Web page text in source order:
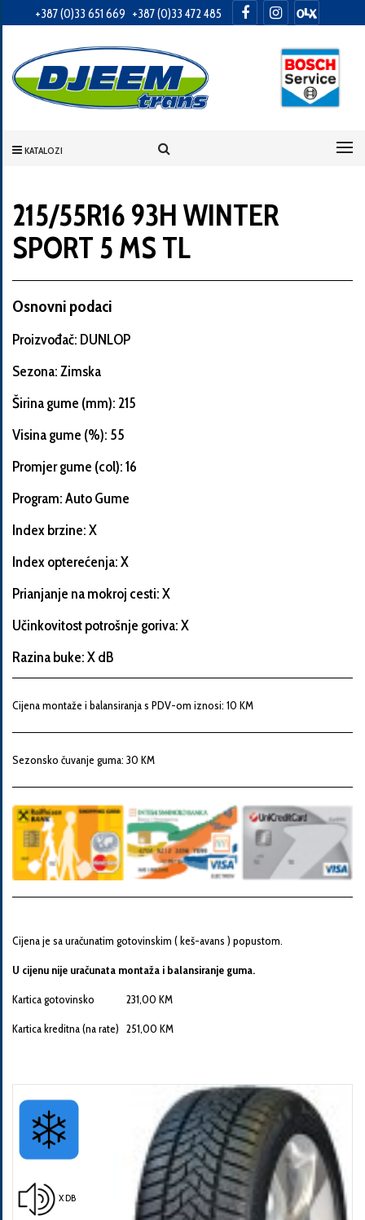
+387 (0)33 651 669 +387 (0)33 472 485
KATALOZI
Informacije
o
Vaša
Broj
Informacije
o
automobila
Snaga
motora
Godina
proizvodnje
Vaša
Pošalji
215/55R16 93H WINTER
SPORT 5 MS TL
Osnovni podaci
Proizvođač: DUNLOP
Sezona: Zimska
Širina gume (mm): 215
Visina gume (%): 55
Promjer gume (col): 16
Program: Auto Gume
Index brzine: X
Index opterećenja: X
Prianjanje na mokroj cesti: X
Učinkovitost potrošnje goriva: X
Razina buke: X dB
Cijena montaže i balansiranja s PDV-om iznosi: 10 KM
Sezonsko čuvanje guma: 30 KM
Cijena je sa uračunatim gotovinskim ( keš-avans ) popustom.
U cijenu nije uračunata montaža i balansiranje guma.
Kartica gotovinsko 231,00 KM
Kartica kreditna (na rate) 251,00 KM
X DB